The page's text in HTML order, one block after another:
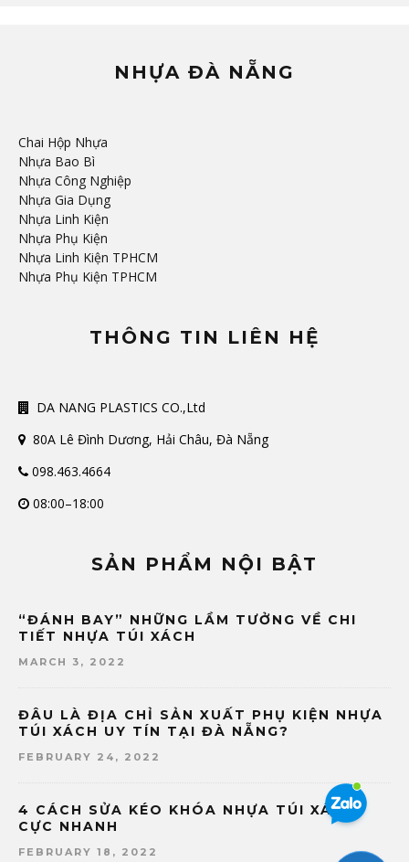
NHỰA ĐÀ NẴNG
Chai Hộp Nhựa
Nhựa Bao Bì
Nhựa Công Nghiệp
Nhựa Gia Dụng
Nhựa Linh Kiện
Nhựa Phụ Kiện
Nhựa Linh Kiện TPHCM
Nhựa Phụ Kiện TPHCM
THÔNG TIN LIÊN HỆ
DA NANG PLASTICS CO.,Ltd
80A Lê Đình Dương, Hải Châu, Đà Nẵng
098.463.4664
08:00–18:00
SẢN PHẨM NỘI BẬT
“ĐÁNH BAY” NHỮNG LẦM TƯỞNG VỀ CHI
TIẾT NHỰA TÚI XÁCH
MARCH 3, 2022
ĐÂU LÀ ĐỊA CHỈ SẢN XUẤT PHỤ KIỆN NHỰA
TÚI XÁCH UY TÍN TẠI ĐÀ NẴNG?
FEBRUARY 24, 2022
4 CÁCH SỬA KÉO KHÓA NHỰA TÚI XÁCH
CỰC NHANH
FEBRUARY 18, 2022